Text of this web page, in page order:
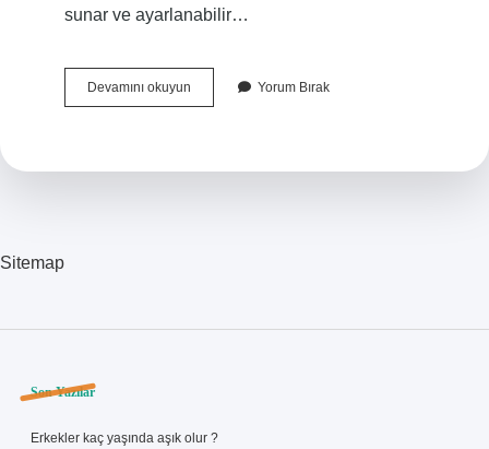
sunar ve ayarlanabilir…
Devamını okuyunPapağan
Pense
Yorum Bırak
Sitemap
Sidebar
Son Yazılar
Erkekler kaç yaşında aşık olur ?